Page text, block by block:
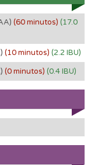
(60 minutos) (17.0
(10 minutos) (2.2 IBU)
(0 minutos) (0.4 IBU)